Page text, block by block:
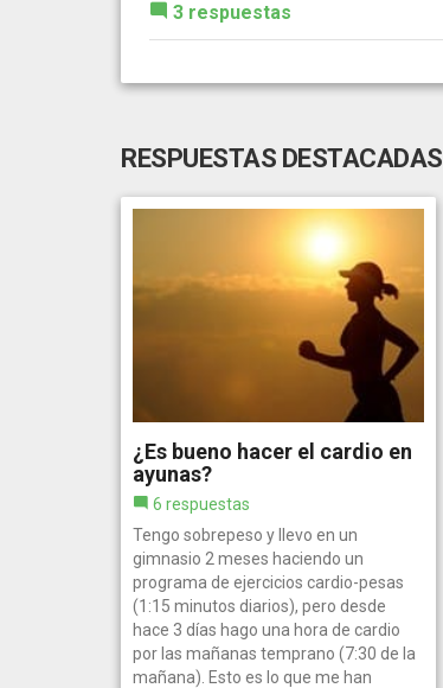
3 respuestas
RESPUESTAS DESTACADAS
¿Es bueno hacer el cardio en
ayunas?
6 respuestas
Tengo sobrepeso y llevo en un
gimnasio 2 meses haciendo un
programa de ejercicios cardio-pesas
(1:15 minutos diarios), pero desde
hace 3 días hago una hora de cardio
por las mañanas temprano (7:30 de la
mañana). Esto es lo que me han